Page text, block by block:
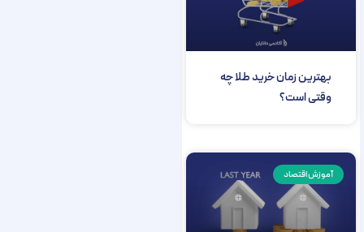
بهترین زمان خرید طلا چه
وقتی است؟
آموزش اقتصاد